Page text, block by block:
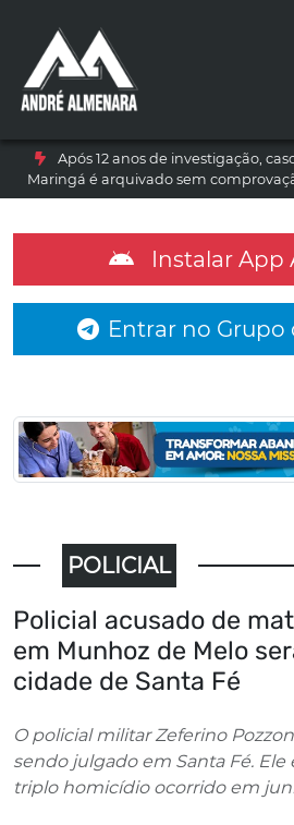
Após 12 anos de investigação,
Maringá é arquivado sem
Instalar App
Entrar no Grupo
POLICIAL
Policial acusado de
em Munhoz de Melo
cidade de Santa Fé
O policial militar Zeferino
sendo julgado em Santa Fé.
triplo homicídio ocorrido em